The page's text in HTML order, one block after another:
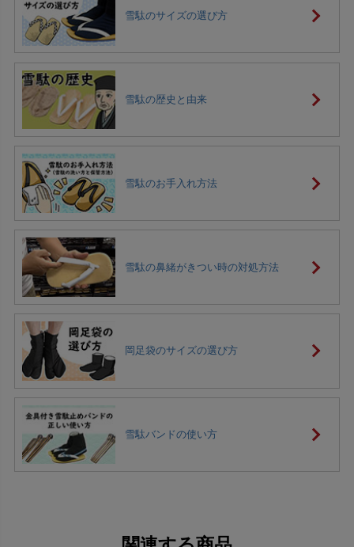
雪駄のサイズの選び方
雪駄の歴史と由来
雪駄のお手入れ方法
雪駄の鼻緒がきつい時の対処方法
岡足袋のサイズの選び方
雪駄バンドの使い方